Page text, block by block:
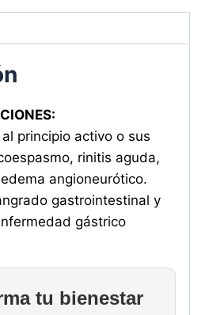
principio activo o sus
rinitis aguda,
angioneurótico.
gastrointestinal y
gástrico
tu bienestar